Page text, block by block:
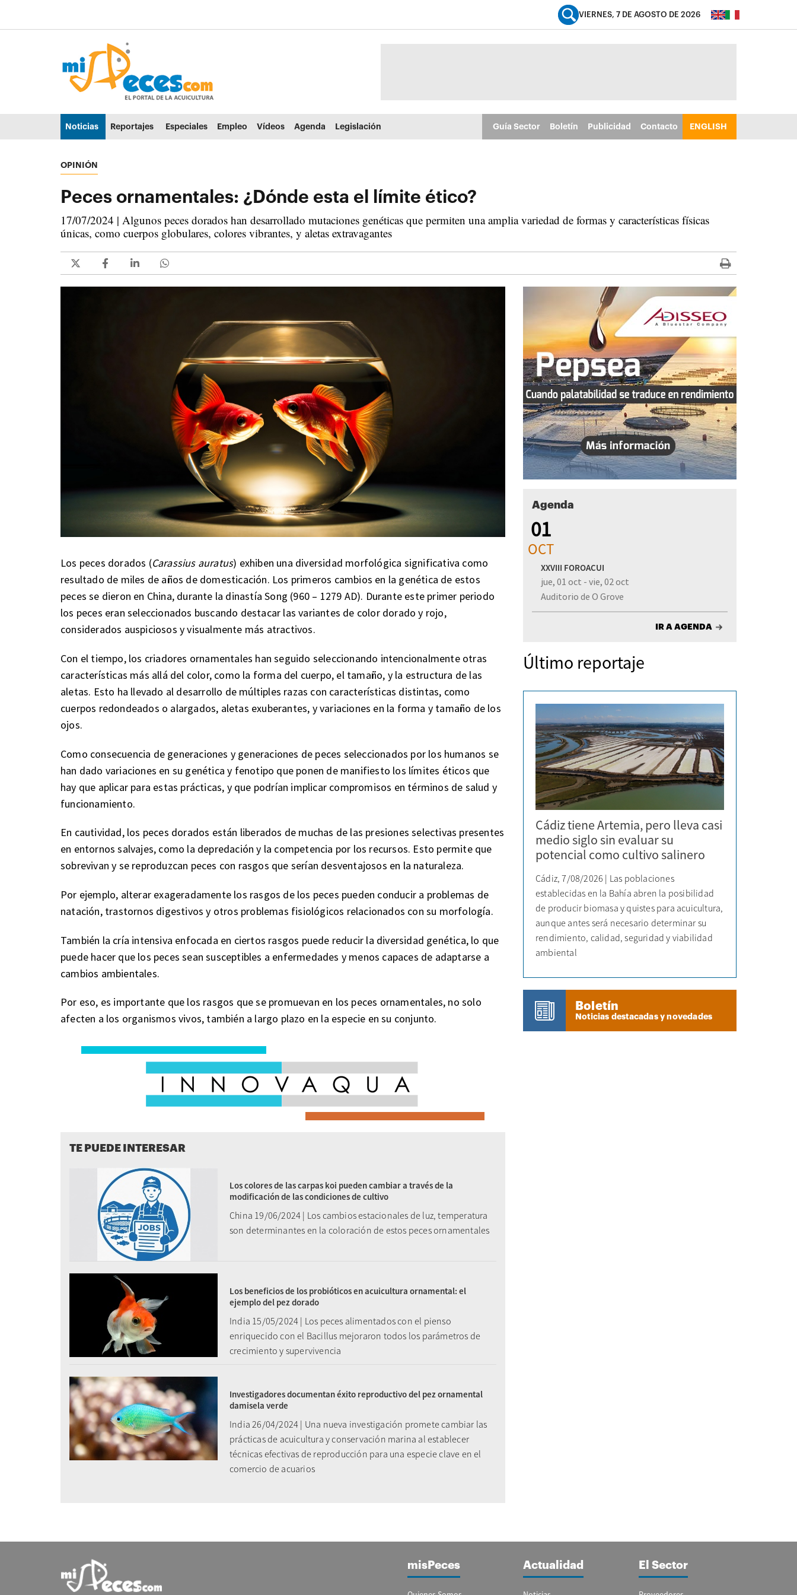
Ir al menú principal (alt + u)
VIERNES, 7 DE AGOSTO DE 2026
Noticias Reportajes Especiales Empleo Vídeos Agenda Legislación Guía Sector Boletín Publicidad Contacto ENGLISH
OPINIÓN
Peces ornamentales: ¿Dónde esta el límite ético?
17/07/2024 | Algunos peces dorados han desarrollado mutaciones genéticas que permiten una amplia variedad de formas y características físicas
únicas, como cuerpos globulares, colores vibrantes, y aletas extravagantes
Los peces dorados (Carassius auratus) exhiben una diversidad morfológica significativa como
resultado de miles de años de domesticación. Los primeros cambios en la genética de estos
peces se dieron en China, durante la dinastía Song (960 – 1279 AD). Durante este primer periodo
los peces eran seleccionados buscando destacar las variantes de color dorado y rojo,
considerados auspiciosos y visualmente más atractivos.
Con el tiempo, los criadores ornamentales han seguido seleccionando intencionalmente otras
características más allá del color, como la forma del cuerpo, el tamaño, y la estructura de las
aletas. Esto ha llevado al desarrollo de múltiples razas con características distintas, como
cuerpos redondeados o alargados, aletas exuberantes, y variaciones en la forma y tamaño de los
ojos.
Como consecuencia de generaciones y generaciones de peces seleccionados por los humanos se
han dado variaciones en su genética y fenotipo que ponen de manifiesto los límites éticos que
hay que aplicar para estas prácticas, y que podrían implicar compromisos en términos de salud y
funcionamiento.
En cautividad, los peces dorados están liberados de muchas de las presiones selectivas presentes
en entornos salvajes, como la depredación y la competencia por los recursos. Esto permite que
sobrevivan y se reproduzcan peces con rasgos que serían desventajosos en la naturaleza.
Por ejemplo, alterar exageradamente los rasgos de los peces pueden conducir a problemas de
natación, trastornos digestivos y otros problemas fisiológicos relacionados con su morfología.
También la cría intensiva enfocada en ciertos rasgos puede reducir la diversidad genética, lo que
puede hacer que los peces sean susceptibles a enfermedades y menos capaces de adaptarse a
cambios ambientales.
Por eso, es importante que los rasgos que se promuevan en los peces ornamentales, no solo
afecten a los organismos vivos, también a largo plazo en la especie en su conjunto.
TE PUEDE INTERESAR
Los colores de las carpas koi pueden cambiar a través de la
modificación de las condiciones de cultivo
China 19/06/2024 | Los cambios estacionales de luz, temperatura
son determinantes en la coloración de estos peces ornamentales
Los beneficios de los probióticos en acuicultura ornamental: el
ejemplo del pez dorado
India 15/05/2024 | Los peces alimentados con el pienso
enriquecido con el Bacillus mejoraron todos los parámetros de
crecimiento y supervivencia
Investigadores documentan éxito reproductivo del pez ornamental
damisela verde
India 26/04/2024 | Una nueva investigación promete cambiar las
prácticas de acuicultura y conservación marina al establecer
técnicas efectivas de reproducción para una especie clave en el
comercio de acuarios
Agenda
01
OCT
XXVIII FOROACUI
jue, 01 oct - vie, 02 oct
Auditorio de O Grove
IR A AGENDA
Último reportaje
Cádiz tiene Artemia, pero lleva casi
medio siglo sin evaluar su
potencial como cultivo salinero
Cádiz, 7/08/2026 | Las poblaciones
establecidas en la Bahía abren la posibilidad
de producir biomasa y quistes para acuicultura,
aunque antes será necesario determinar su
rendimiento, calidad, seguridad y viabilidad
ambiental
Boletín
Noticias destacadas y novedades
misPeces Actualidad El Sector